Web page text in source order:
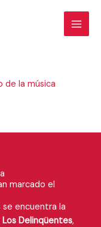
de la música
encuentra la
Los Delinqüentes,